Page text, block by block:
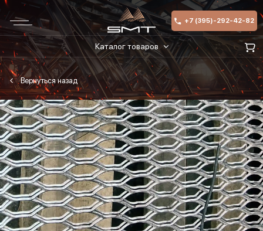
+7 (395)-292-42-82
Каталог товаров